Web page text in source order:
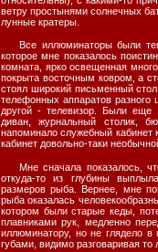
ветру простынями солнечных
лунные кратеры.
Все иллюминаторы были
которое мне показалось
комната, ярко освещенная
покрыта восточным ковром, а
стоял широкий письменный
телефонных аппаратов разного
другой - телевизор. Были еще
диван, журнальный столик,
напоминало служебный кабинет
кабинет довольно-таки
Мне сначала показалось,
откуда-то из глубины
размеров рыба. Вернее, мне
рыба оказалась
котором были старые кеды,
плавниками рук, медленно
иллюминатору, но не глядело в
губами, видимо разговаривая то